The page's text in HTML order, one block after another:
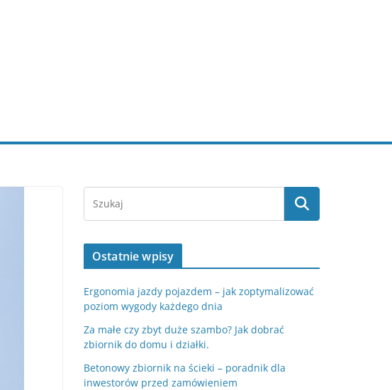
Ostatnie wpisy
Ergonomia jazdy pojazdem – jak zoptymalizować
poziom wygody każdego dnia
Za małe czy zbyt duże szambo? Jak dobrać
zbiornik do domu i działki.
Betonowy zbiornik na ścieki – poradnik dla
inwestorów przed zamówieniem